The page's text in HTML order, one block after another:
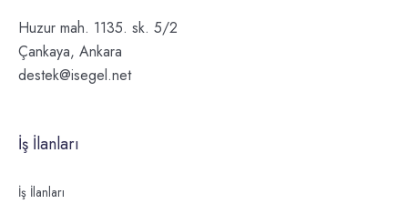
Huzur mah. 1135. sk. 5/2
Çankaya, Ankara
destek@isegel.net
İş İlanları
İş İlanları